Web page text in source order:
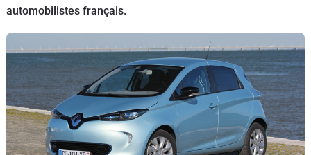
Forum
Moto
Marques
automobilistes français.